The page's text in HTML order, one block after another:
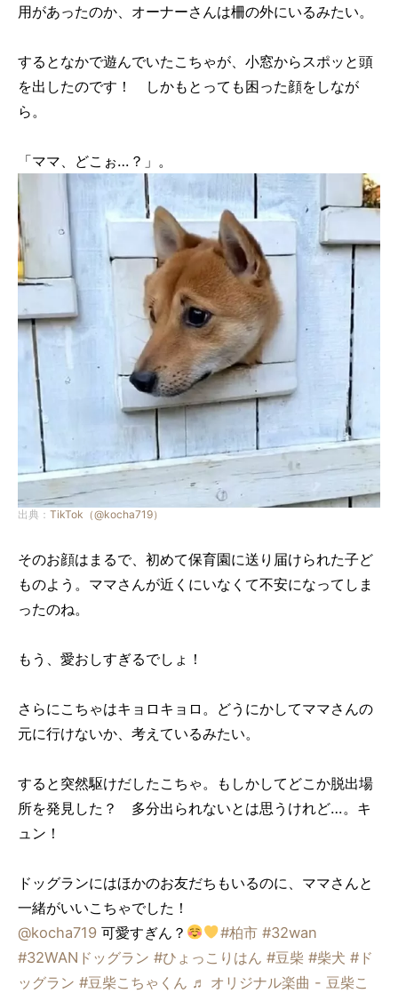
用があったのか、オーナーさんは柵の外にいるみたい。
するとなかで遊んでいたこちゃが、小窓からスポッと頭
を出したのです！ しかもとっても困った顔をしなが
ら。
「ママ、どこぉ…？」。
出典： TikTok（@kocha719）
そのお顔はまるで、初めて保育園に送り届けられた子ど
ものよう。ママさんが近くにいなくて不安になってしま
ったのね。
もう、愛おしすぎるでしょ！
さらにこちゃはキョロキョロ。どうにかしてママさんの
元に行けないか、考えているみたい。
すると突然駆けだしたこちゃ。もしかしてどこか脱出場
所を発見した？ 多分出られないとは思うけれど…。キ
ュン！
ドッグランにはほかのお友だちもいるのに、ママさんと
一緒がいいこちゃでした！
@kocha719 可愛すぎん？ #柏市 #32wan
#32WANドッグラン #ひょっこりはん #豆柴 #柴犬 #ド
ッグラン #豆柴こちゃくん ♬ オリジナル楽曲 - 豆柴こ